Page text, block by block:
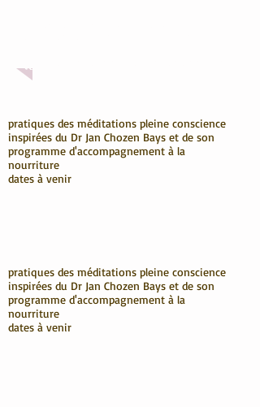
télé-entretien, visio-entretien individualisé
pratiques des méditations pleine conscience
inspirées du Dr Jan Chozen Bays et de son
programme d'accompagnement à la
nourriture
dates à venir
pratiques des méditations pleine conscience
inspirées du Dr Jan Chozen Bays et de son
programme d'accompagnement à la
nourriture
dates à venir